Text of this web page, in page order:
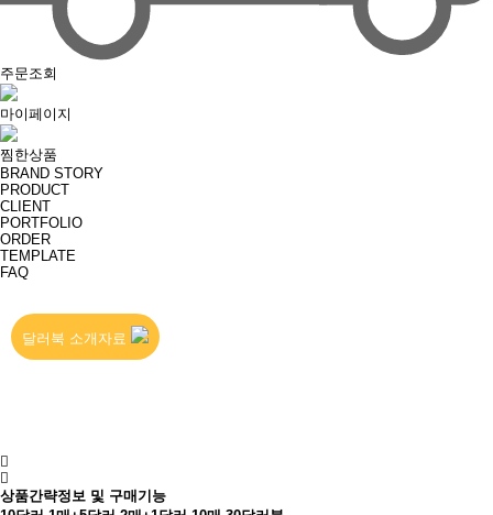
주문조회
마이페이지
찜한상품
BRAND STORY
PRODUCT
CLIENT
PORTFOLIO
ORDER
TEMPLATE
FAQ
달러북 소개자료
상품간략정보 및 구매기능